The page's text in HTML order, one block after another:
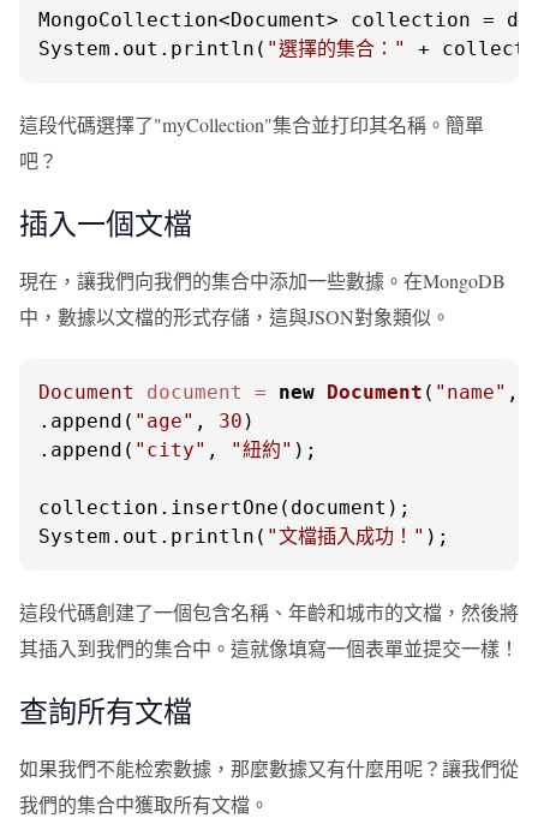
MongoCollection<Document> collection =
System.out.println( "選擇的集合：" +
這段代碼選擇了"myCollection"集合並打印其名稱。簡單
吧？
插入一個文檔
現在，讓我們向我們的集合中添加一些數據。在MongoDB
中，數據以文檔的形式存儲，這與JSON對象類似。
Document document = new Document ( "name" ,
.append( "age" , 30 )
.append( "city" , "紐約" );
collection.insertOne(document);
System.out.println( "文檔插入成功！" );
這段代碼創建了一個包含名稱、年齡和城市的文檔，然後將
其插入到我們的集合中。這就像填寫一個表單並提交一樣！
查詢所有文檔
如果我們不能检索數據，那麼數據又有什麼用呢？讓我們從
我們的集合中獲取所有文檔。